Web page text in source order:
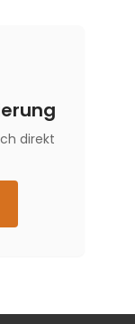
direkt